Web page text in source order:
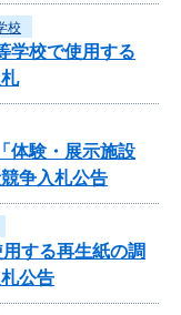
校
学校で使用する
体験・展示施設
争入札公告
する再生紙の調
公告